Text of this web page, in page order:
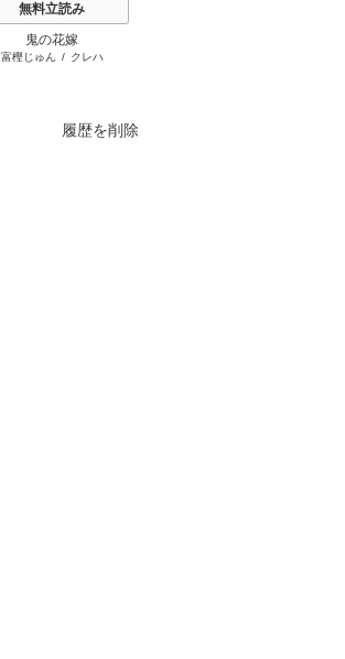
無料立読み
鬼の花嫁
富樫じゅん / クレハ
履歴を削除